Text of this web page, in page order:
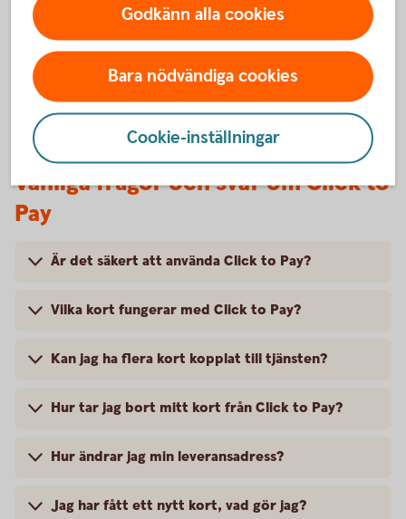
Läs mer om hur du handlar om kort på nätet.
Handla på nätet med
Vanliga frågor och svar om Click to
Pay
Är det säkert att använda Click to Pay?
Vilka kort fungerar med Click to Pay?
Kan jag ha flera kort kopplat till tjänsten?
Hur tar jag bort mitt kort från Click to Pay?
Hur ändrar jag min leveransadress?
Jag har fått ett nytt kort, vad gör jag?
Godkänn alla cookies
Bara nödvändiga cookies
Cookie-inställningar